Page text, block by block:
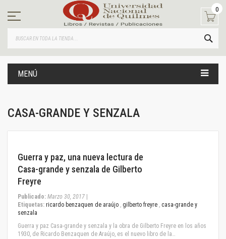
contenido
0
MENÚ
CASA-GRANDE Y SENZALA
Guerra y paz, una nueva lectura de
Casa-grande y senzala de Gilberto
Freyre
Publicado: Marzo 30, 2017
Etiquetas: ricardo benzaquen de araújo , gilberto freyre , casa-grande y
senzala
Guerra y paz Casa-grande y senzala y la obra de Gilberto Freyre en los años
1930, de Ricardo Benzaquen de Araújo, es el nuevo libro de la…